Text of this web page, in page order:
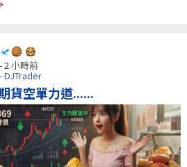
2 小時前
DJTrader
貨空單力道......